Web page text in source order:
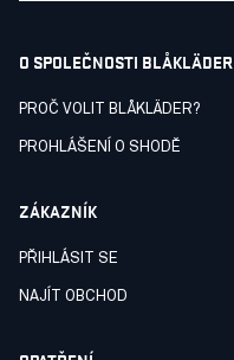
O SPOLEČNOSTI BLÅKLÄDER
PROČ VOLIT BLÅKLÄDER?
PROHLÁŠENÍ O SHODĚ
ZÁKAZNÍK
PŘIHLÁSIT SE
NAJÍT OBCHOD